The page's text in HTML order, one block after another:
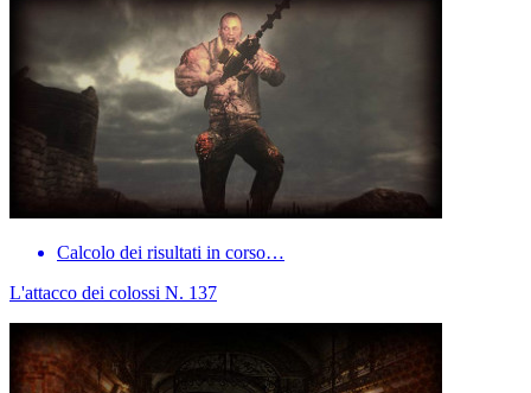
Calcolo dei risultati in corso…
L'attacco dei colossi N. 137